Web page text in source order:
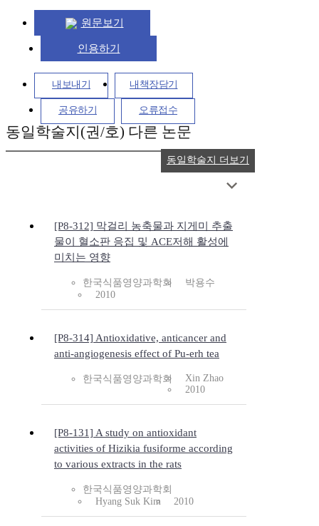
원문보기
인용하기
내보내기 내책장담기
공유하기 오류접수
동일학술지(권/호) 다른 논문
[P8-312] 막걸리 농축물과 지게미 추출
물이 혈소판 응집 및 ACE저해 활성에
미치는 영향
한국식품영양과학회
박용수
2010
[P8-314] Antioxidative, anticancer and
anti-angiogenesis effect of Pu-erh tea
한국식품영양과학회
Xin Zhao
2010
[P8-131] A study on antioxidant
activities of Hizikia fusiforme according
to various extracts in the rats
한국식품영양과학회
Hyang Suk Kim
2010
동일학술지 더보기